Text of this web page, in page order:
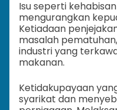
Isu seperti
mengurangkan
Ketiadaan
masalah
industri yang
makanan.
Ketidakupayaan
syarikat dan